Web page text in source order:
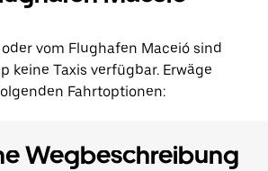
vom Flughafen Maceió sind
keine Taxis verfügbar. Erwäge
Fahrtoptionen:
Wegbeschreibung